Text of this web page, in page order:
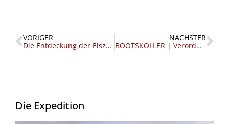
Zurück
VORIGER
Die Entdeckung der Eiszeit
NÄCHSTER
BOOTSKOLLER | Verordneter Landgang
Die Expedition